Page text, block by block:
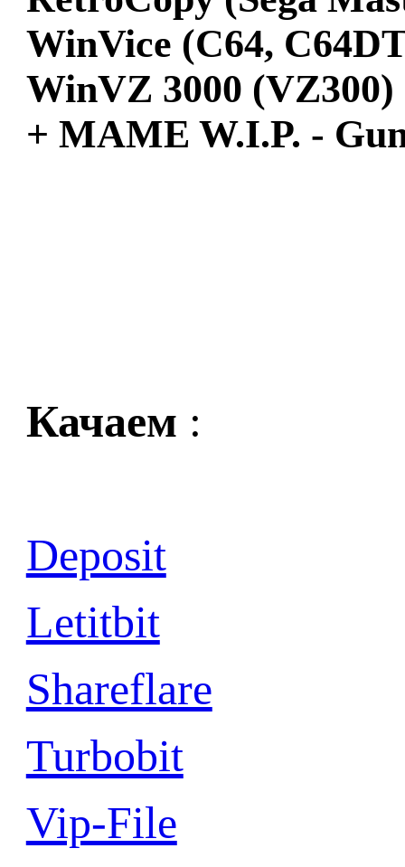
WinVice (C64,
WinVZ 3000 (VZ300)
+ MAME W.I.P. -
Качаем :
Deposit
Letitbit
Shareflare
Turbobit
Vip-File